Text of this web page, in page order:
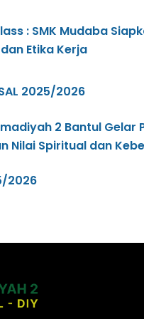
: SMK Mudaba
Etika Kerja
2025/2026
2 Bantul Gelar
Nilai Spiritual dan
2026